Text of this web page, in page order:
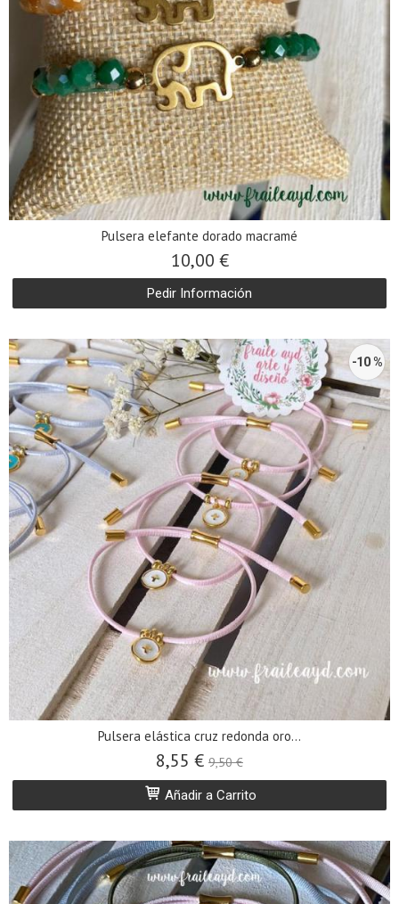
Pulsera elefante dorado macramé
10,00 €
Pedir Información
-10 %
Pulsera elástica cruz redonda oro...
8,55 € 9,50 €
Añadir a Carrito